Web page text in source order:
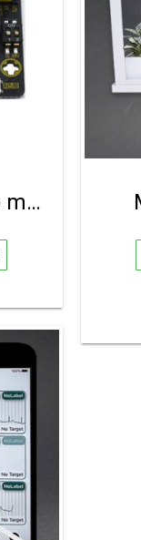
micro:bit 擴展板-MbitBo mini